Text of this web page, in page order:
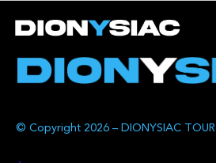
© Copyright 2026 – DIONYSIAC TOUR